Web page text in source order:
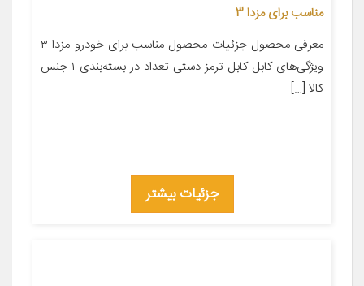
مناسب برای مزدا 3
معرفی محصول جزئیات محصول مناسب برای خودرو مزدا ۳
ویژگی‌های کابل کابل ترمز دستی تعداد در بسته‌بندی ۱ جنس
کالا […]
جزئیات بیشتر